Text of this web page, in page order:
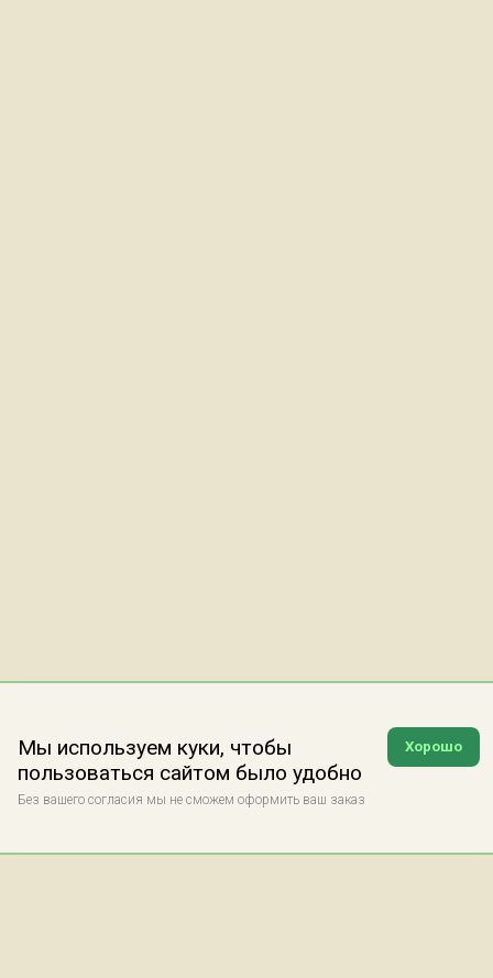
Хорошо
Мы используем куки, чтобы
пользоваться сайтом было удобно
Без вашего согласия мы не сможем оформить ваш заказ